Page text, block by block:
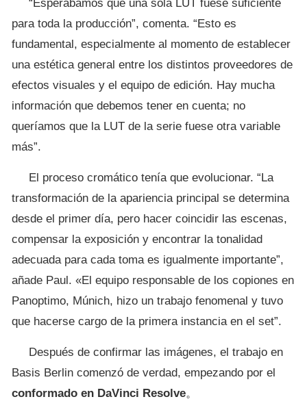
“Esperábamos que una sola LUT fuese suficiente
para toda la producción”, comenta. “Esto es
fundamental, especialmente al momento de establecer
una estética general entre los distintos proveedores de
efectos visuales y el equipo de edición. Hay mucha
información que debemos tener en cuenta; no
queríamos que la LUT de la serie fuese otra variable
más”.
El proceso cromático tenía que evolucionar. “La
transformación de la apariencia principal se determina
desde el primer día, pero hacer coincidir las escenas,
compensar la exposición y encontrar la tonalidad
adecuada para cada toma es igualmente importante”,
añade Paul. «El equipo responsable de los copiones en
Panoptimo, Múnich, hizo un trabajo fenomenal y tuvo
que hacerse cargo de la primera instancia en el set”.
Después de confirmar las imágenes, el trabajo en
Basis Berlin comenzó de verdad, empezando por el
conformado en DaVinci Resolve。